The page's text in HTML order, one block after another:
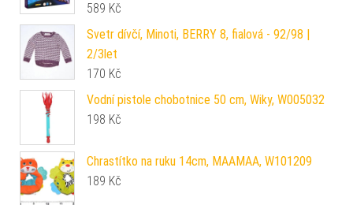
589 Kč
Svetr dívčí, Minoti, BERRY 8, fialová - 92/98 |
2/3let
170 Kč
Vodní pistole chobotnice 50 cm, Wiky, W005032
198 Kč
Chrastítko na ruku 14cm, MAAMAA, W101209
189 Kč